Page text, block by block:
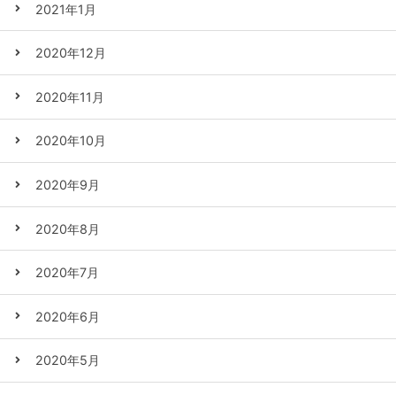
2021年1月
2020年12月
2020年11月
2020年10月
2020年9月
2020年8月
2020年7月
2020年6月
2020年5月